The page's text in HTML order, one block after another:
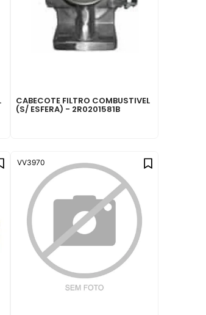
CABECOTE FILTRO COMBUSTIVEL
(S/ ESFERA) - 2R0201581B
VV3970